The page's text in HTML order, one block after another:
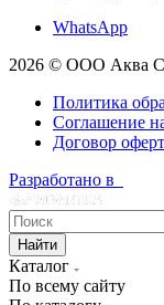
WhatsApp
2026 © ООО Аква
Политика
Соглашение
Договор
Разработано в
Найти
Каталог
По всему сайту